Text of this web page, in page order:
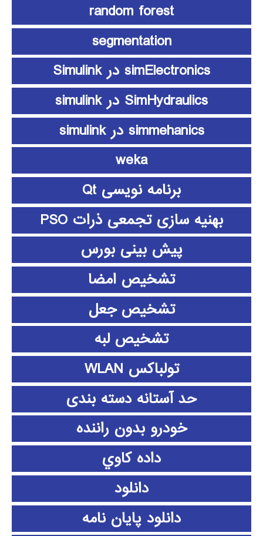
random forest
segmentation
simElectronics در Simulink
SimHydraulics در simulink
simmehanics در simulink
weka
برنامه نویسی Qt
بهنیه سازی تجمعی ذرات PSO
پیش بینی بورس
تشخیص امضا
تشخیص جعل
تشخیص لبه
تولباکس WLAN
حد آستانه دسته بندی
خودرو بدون راننده
داده كاوي
دانلود
دانلود پايان نامه